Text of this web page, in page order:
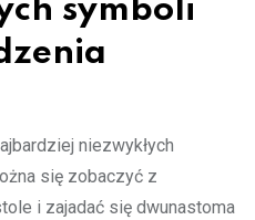
symboli
niezwykłych
się zobaczyć z
i zajadać się dwunastoma